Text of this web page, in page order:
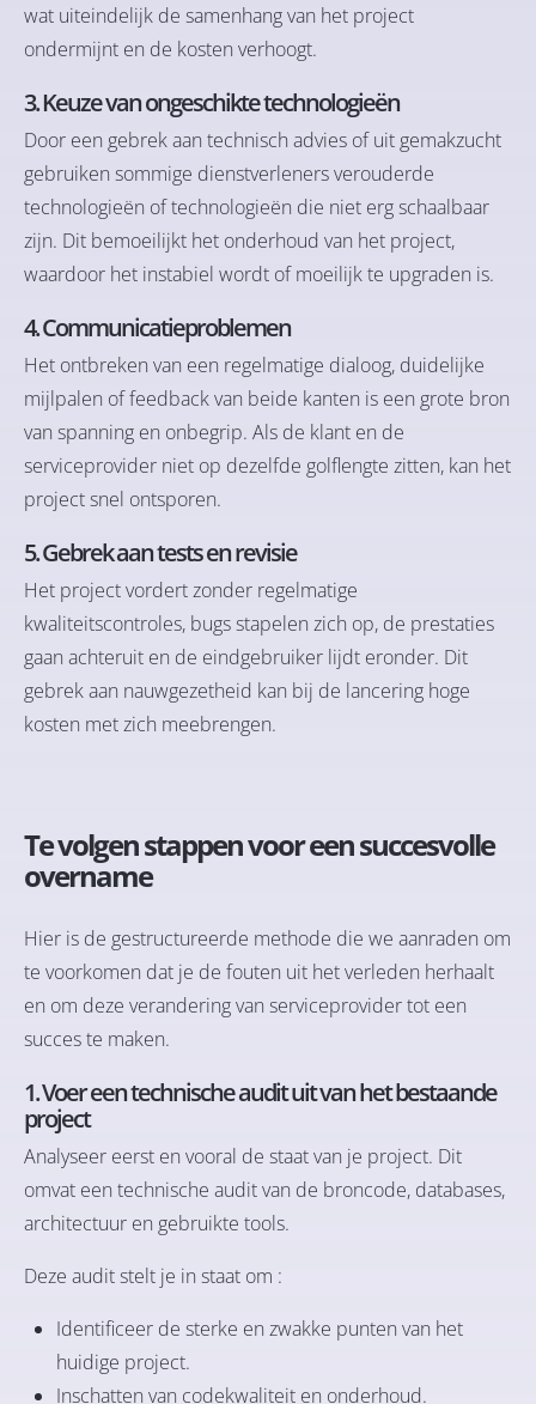
wat uiteindelijk de samenhang van het project
ondermijnt en de kosten verhoogt.
3. Keuze van ongeschikte technologieën
Door een gebrek aan technisch advies of uit gemakzucht
gebruiken sommige dienstverleners verouderde
technologieën of technologieën die niet erg schaalbaar
zijn. Dit bemoeilijkt het onderhoud van het project,
waardoor het instabiel wordt of moeilijk te upgraden is.
4. Communicatieproblemen
Het ontbreken van een regelmatige dialoog, duidelijke
mijlpalen of feedback van beide kanten is een grote bron
van spanning en onbegrip. Als de klant en de
serviceprovider niet op dezelfde golflengte zitten, kan het
project snel ontsporen.
5. Gebrek aan tests en revisie
Het project vordert zonder regelmatige
kwaliteitscontroles, bugs stapelen zich op, de prestaties
gaan achteruit en de eindgebruiker lijdt eronder. Dit
gebrek aan nauwgezetheid kan bij de lancering hoge
kosten met zich meebrengen.
Te volgen stappen voor een succesvolle
overname
Hier is de gestructureerde methode die we aanraden om
te voorkomen dat je de fouten uit het verleden herhaalt
en om deze verandering van serviceprovider tot een
succes te maken.
1. Voer een technische audit uit van het bestaande
project
Analyseer eerst en vooral de staat van je project. Dit
omvat een technische audit van de broncode, databases,
architectuur en gebruikte tools.
Deze audit stelt je in staat om :
Identificeer de sterke en zwakke punten van het
huidige project.
Inschatten van codekwaliteit en onderhoud.